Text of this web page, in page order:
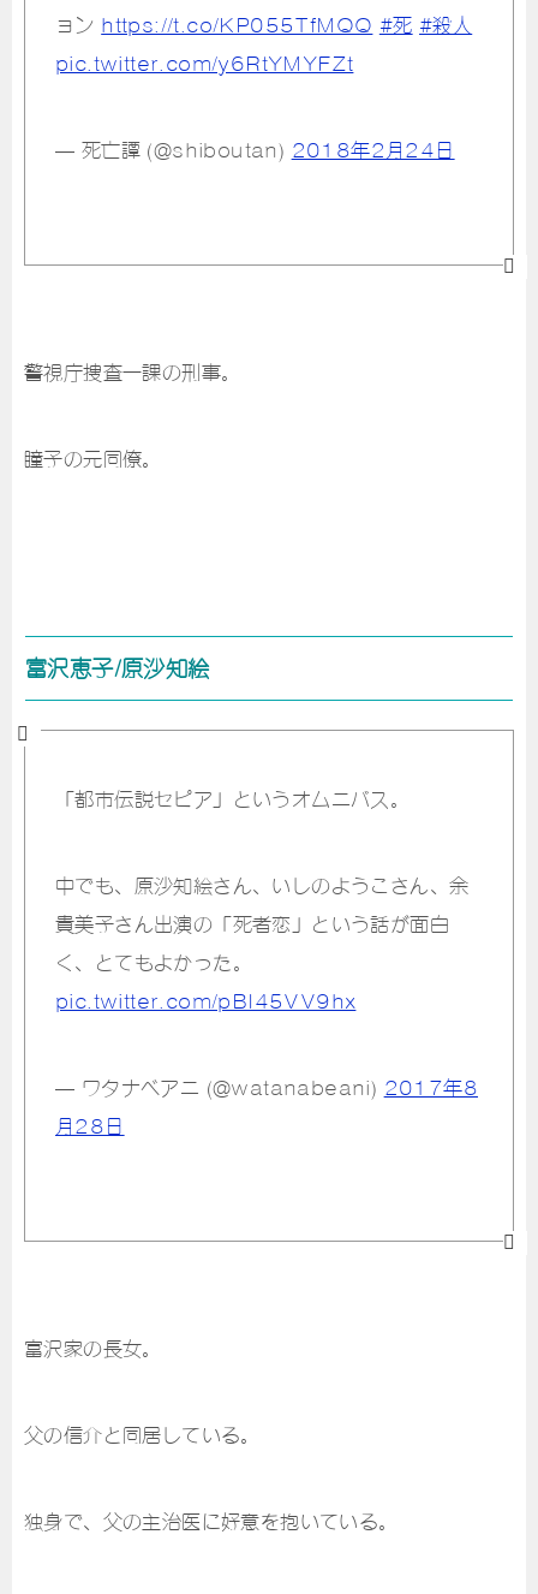
ョン https://t.co/KP055TfMQQ #死 #殺人
pic.twitter.com/y6RtYMYFZt
— 死亡譚 (@shiboutan) 2018年2月24日
警視庁捜査一課の刑事。
瞳子の元同僚。
富沢恵子/原沙知絵
「都市伝説セピア」というオムニバス。
中でも、原沙知絵さん、いしのようこさん、余
貴美子さん出演の「死者恋」という話が面白
く、とてもよかった。
pic.twitter.com/pBI45VV9hx
— ワタナベアニ (@watanabeani) 2017年8
月28日
富沢家の長女。
父の信介と同居している。
独身で、父の主治医に好意を抱いている。